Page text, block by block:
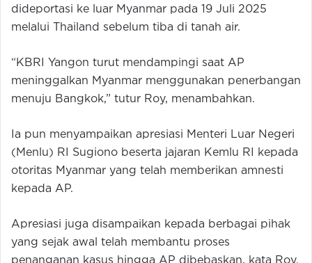
dideportasi ke luar Myanmar pada 19 Juli 2025
melalui Thailand sebelum tiba di tanah air.
“KBRI Yangon turut mendampingi saat AP
meninggalkan Myanmar menggunakan penerbangan
menuju Bangkok,” tutur Roy, menambahkan.
Ia pun menyampaikan apresiasi Menteri Luar Negeri
(Menlu) RI Sugiono beserta jajaran Kemlu RI kepada
otoritas Myanmar yang telah memberikan amnesti
kepada AP.
Apresiasi juga disampaikan kepada berbagai pihak
yang sejak awal telah membantu proses
penanganan kasus hingga AP dibebaskan, kata Roy.